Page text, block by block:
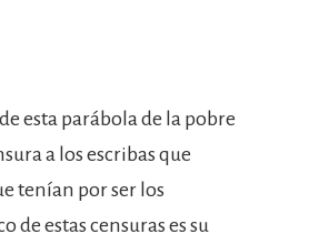
esta parábola de la pobre
a los escribas que
tenían por ser los
de estas censuras es su